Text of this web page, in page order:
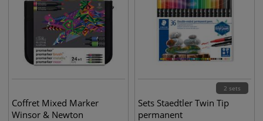
Coffret Mixed Marker
Winsor & Newton
2 sets
Sets Staedtler Twin Tip
permanent